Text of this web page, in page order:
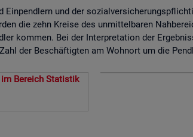
Einpendlern und der
die zehn Kreise des unmittelbaren
kommen. Bei der Interpretation der
der Beschäftigten am Wohnort um die
im Bereich Statistik